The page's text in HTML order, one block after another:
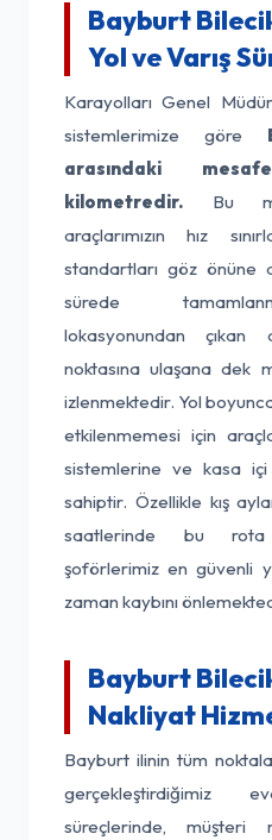
Bayburt
Yol ve Varış
Karayolları Genel
sistemlerimize göre
arasındaki
kilometredir. Bu
araçlarımızın hız
standartları göz önüne
sürede
lokasyonundan çıkan
noktasına ulaşana dek
izlenmektedir. Yol boyunca
etkilenmemesi için
sistemlerine ve kasa
sahiptir. Özellikle kış
saatlerinde bu rota
şoförlerimiz en güvenli
zaman kaybını
Bayburt
Nakliyat
Bayburt ilinin tüm
gerçekleştirdiğimiz
süreçlerinde, müşteri